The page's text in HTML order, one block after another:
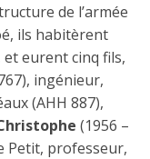
de l’armée
ils habitèrent
eurent cinq fils,
ingénieur,
(AHH 887),
(1956 –
Petit, professeur,